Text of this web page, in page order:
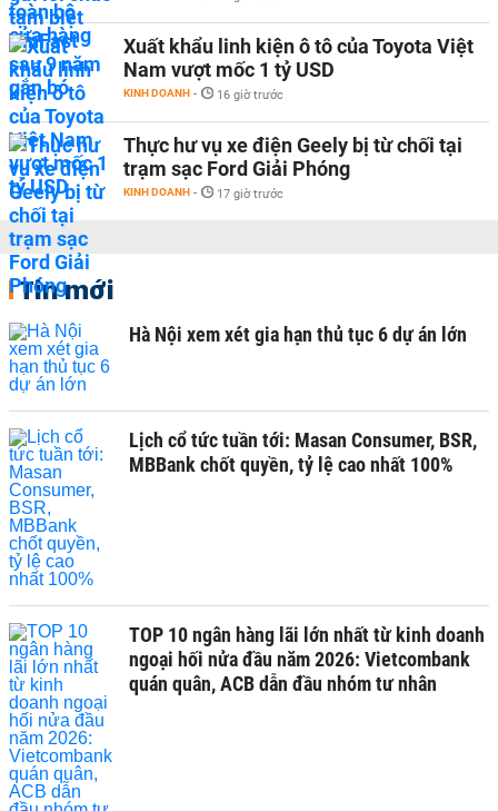
Xuất khẩu linh kiện ô tô của Toyota Việt
Nam vượt mốc 1 tỷ USD
KINH DOANH - 16 giờ trước
Thực hư vụ xe điện Geely bị từ chối tại
trạm sạc Ford Giải Phóng
KINH DOANH - 17 giờ trước
Tin mới
Hà Nội xem xét gia hạn thủ tục 6 dự án lớn
Lịch cổ tức tuần tới: Masan Consumer, BSR,
MBBank chốt quyền, tỷ lệ cao nhất 100%
TOP 10 ngân hàng lãi lớn nhất từ kinh doanh
ngoại hối nửa đầu năm 2026: Vietcombank
quán quân, ACB dẫn đầu nhóm tư nhân